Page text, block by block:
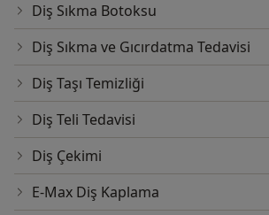
Diş Sıkma Botoksu
Diş Sıkma ve Gıcırdatma Tedavisi
Diş Taşı Temizliği
Diş Teli Tedavisi
Diş Çekimi
E-Max Diş Kaplama